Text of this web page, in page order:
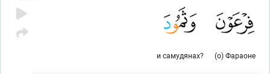
(о) Фараоне
и самудянах?